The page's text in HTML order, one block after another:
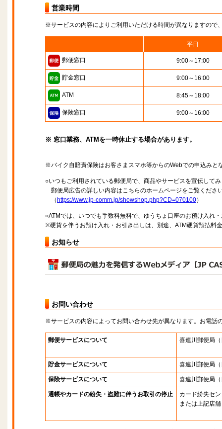
営業時間
※サービスの内容によりご利用いただける時間が異なりますので
平日
郵便窓口 9:00～17:00
貯金窓口 9:00～16:00
ATM 8:45～18:00
保険窓口 9:00～16:00
※ 窓口業務、ATMを一時休止する場合があります。
※バイク自賠責保険はお客さまスマホ等からのWebでの申込みと
○いつもご利用されている郵便局で、商品やサービスを宣伝して
郵便局広告の詳しい内容はこちらのホームページをご覧くださ
（ https://www.jp-comm.jp/showshop.php?CD=070100）
○ATMでは、いつでも手数料無料で、ゆうちょ口座のお預け入れ
※硬貨を伴うお預け入れ・お引き出しは、別途、ATM硬貨預払料
お知らせ
お問い合わせ
※サービスの内容によってお問い合わせ先が異なります。お電話
郵便サービスについて 喜連川郵便局
貯金サービスについて 喜連川郵便局
保険サービスについて 喜連川郵便局
通帳やカードの紛失・盗難に伴うお取引の停止
カード紛失セ
または上記店舗